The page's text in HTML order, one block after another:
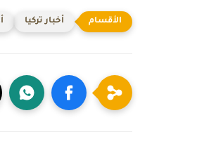
أخبار تركيا